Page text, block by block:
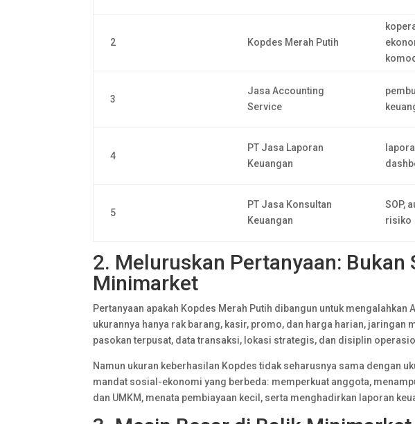
2 Kopdes Merah Putih
3
Jasa Accounting
Service
4
PT Jasa Laporan
Keuangan
5
PT Jasa Konsultan
Keuangan
SOP,
risiko
2. Meluruskan Pertanyaan: Bukan
Minimarket
Pertanyaan apakah Kopdes Merah Putih dibangun untuk
ukurannya hanya rak barang, kasir, promo, dan harga harian,
pasokan terpusat, data transaksi, lokasi strategis, dan disiplin
Namun ukuran keberhasilan Kopdes tidak seharusnya sama dengan
mandat sosial-ekonomi yang berbeda: memperkuat anggota,
dan UMKM, menata pembiayaan kecil, serta menghadirkan laporan